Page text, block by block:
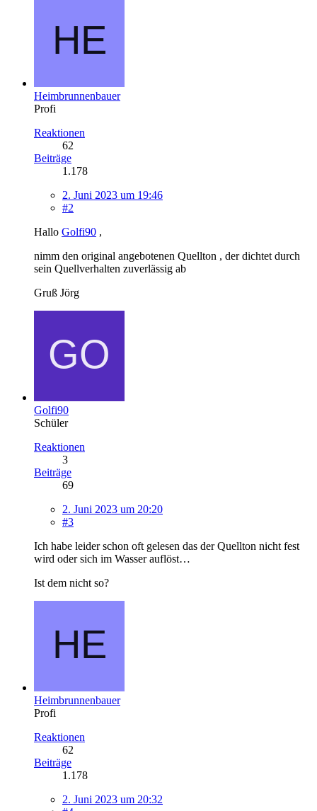
Heimbrunnenbauer
Profi
Reaktionen
62
Beiträge
1.178
2. Juni 2023 um 19:46
#2
Hallo Golfi90 ,
nimm den original angebotenen Quellton , der dichtet durch
sein Quellverhalten zuverlässig ab
Gruß Jörg
Golfi90
Schüler
Reaktionen
3
Beiträge
69
2. Juni 2023 um 20:20
#3
Ich habe leider schon oft gelesen das der Quellton nicht fest
wird oder sich im Wasser auflöst…
Ist dem nicht so?
Heimbrunnenbauer
Profi
Reaktionen
62
Beiträge
1.178
2. Juni 2023 um 20:32